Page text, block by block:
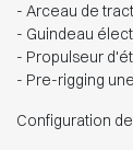
- Arceau de
- Guindeau
- Propulseur
- Pre-rigging
Configuration